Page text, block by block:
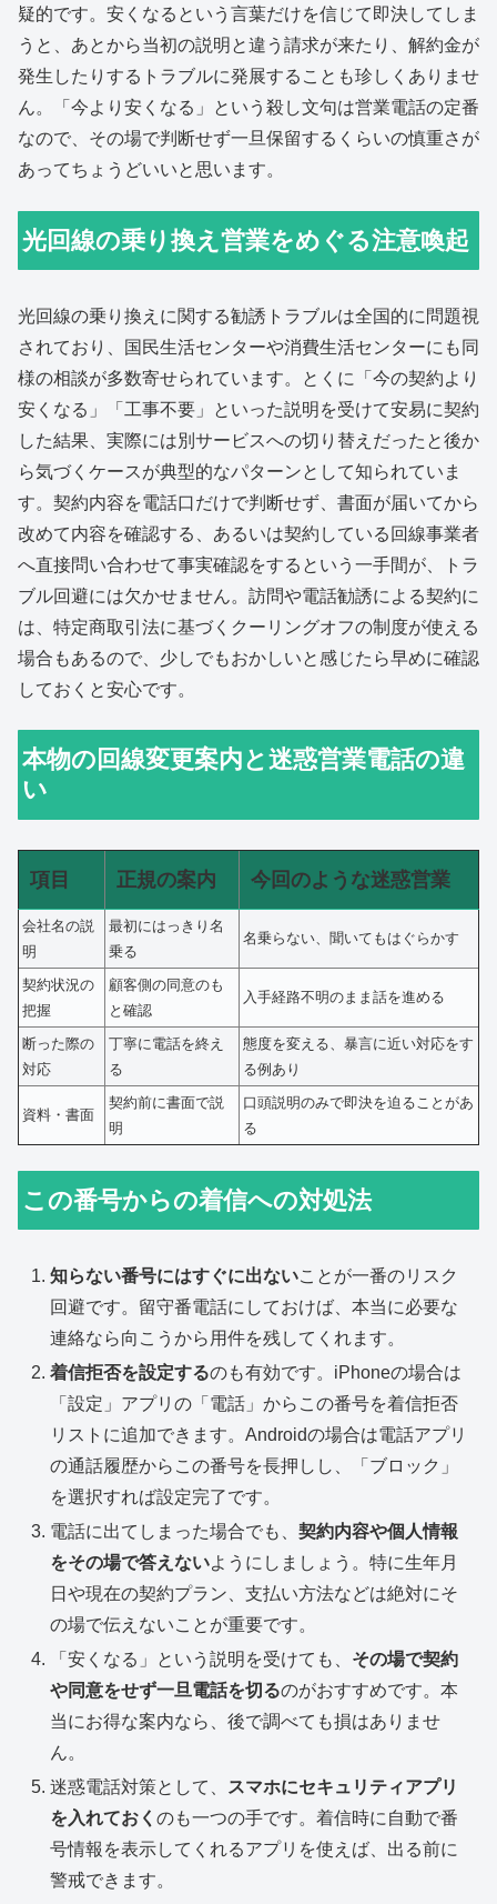
疑的です。安くなるという言葉だけを信じて即決してしま
うと、あとから当初の説明と違う請求が来たり、解約金が
発生したりするトラブルに発展することも珍しくありませ
ん。「今より安くなる」という殺し文句は営業電話の定番
なので、その場で判断せず一旦保留するくらいの慎重さが
あってちょうどいいと思います。
光回線の乗り換え営業をめぐる注意喚起
光回線の乗り換えに関する勧誘トラブルは全国的に問題視
されており、国民生活センターや消費生活センターにも同
様の相談が多数寄せられています。とくに「今の契約より
安くなる」「工事不要」といった説明を受けて安易に契約
した結果、実際には別サービスへの切り替えだったと後か
ら気づくケースが典型的なパターンとして知られていま
す。契約内容を電話口だけで判断せず、書面が届いてから
改めて内容を確認する、あるいは契約している回線事業者
へ直接問い合わせて事実確認をするという一手間が、トラ
ブル回避には欠かせません。訪問や電話勧誘による契約に
は、特定商取引法に基づくクーリングオフの制度が使える
場合もあるので、少しでもおかしいと感じたら早めに確認
しておくと安心です。
本物の回線変更案内と迷惑営業電話の違
い
項目 正規の案内 今回のような迷惑営業
会社名の説
明
最初にはっきり名
乗る
名乗らない、聞いてもはぐらかす
契約状況の
把握
顧客側の同意のも
と確認
入手経路不明のまま話を進める
断った際の
対応
丁寧に電話を終え
る
態度を変える、暴言に近い対応をす
る例あり
資料・書面
契約前に書面で説
明
口頭説明のみで即決を迫ることがあ
る
この番号からの着信への対処法
知らない番号にはすぐに出ないことが一番のリスク
回避です。留守番電話にしておけば、本当に必要な
連絡なら向こうから用件を残してくれます。
着信拒否を設定するのも有効です。iPhoneの場合は
「設定」アプリの「電話」からこの番号を着信拒否
リストに追加できます。Androidの場合は電話アプリ
の通話履歴からこの番号を長押しし、「ブロック」
を選択すれば設定完了です。
電話に出てしまった場合でも、契約内容や個人情報
をその場で答えないようにしましょう。特に生年月
日や現在の契約プラン、支払い方法などは絶対にそ
の場で伝えないことが重要です。
「安くなる」という説明を受けても、 その場で契約
や同意をせず一旦電話を切るのがおすすめです。本
当にお得な案内なら、後で調べても損はありませ
ん。
迷惑電話対策として、 スマホにセキュリティアプリ
を入れておくのも一つの手です。着信時に自動で番
号情報を表示してくれるアプリを使えば、出る前に
警戒できます。